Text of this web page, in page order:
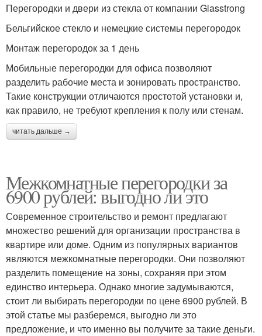
Перегородки и двери из стекла от компании Glasstrong
Бельгийское стекло и немецкие системы перегородок
Монтаж перегородок за 1 день
Мобильные перегородки для офиса позволяют
разделить рабочие места и зонировать пространство.
Такие конструкции отличаются простотой установки и,
как правило, не требуют крепления к полу или стенам.
читать дальше →
Межкомнатные перегородки за
6900 рублей: выгодно ли это
Современное строительство и ремонт предлагают
множество решений для организации пространства в
квартире или доме. Одним из популярных вариантов
являются межкомнатные перегородки. Они позволяют
разделить помещение на зоны, сохраняя при этом
единство интерьера. Однако многие задумываются,
стоит ли выбирать перегородки по цене 6900 рублей. В
этой статье мы разберемся, выгодно ли это
предложение, и что именно вы получите за такие деньги.